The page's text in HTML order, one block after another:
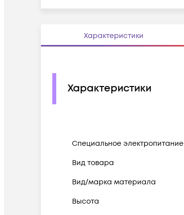
Характеристики
Характеристики
Cпециальное электропитание
Вид товара
Вид/марка материала
Высота